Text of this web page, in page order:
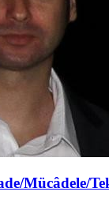
Mücâdele/